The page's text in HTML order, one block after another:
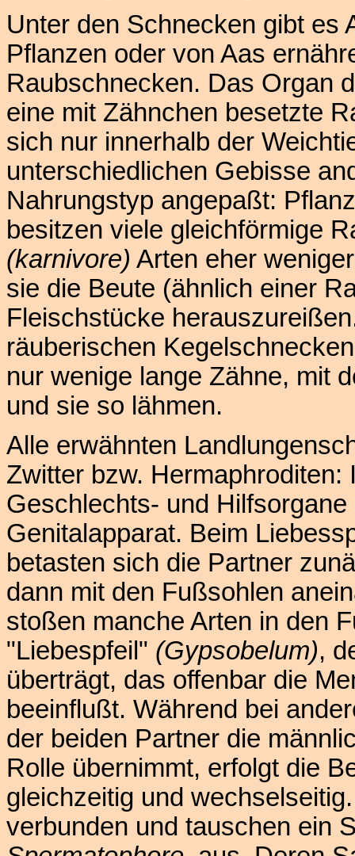
Unter den Schnecken gibt es
Pflanzen oder von Aas
Raubschnecken. Das Organ
eine mit Zähnchen besetzte
sich nur innerhalb der
unterschiedlichen Gebisse
Nahrungstyp angepaßt:
besitzen viele gleichförmige
(karnivore) Arten eher
sie die Beute (ähnlich einer
Fleischstücke
räuberischen
nur wenige lange Zähne, mit
und sie so lähmen.
Alle erwähnten
Zwitter bzw.
Geschlechts- und
Genitalapparat. Beim
betasten sich die Partner
dann mit den Fußsohlen
stoßen manche Arten in den
"Liebespfeil" (Gypsobelum),
überträgt, das offenbar die
beeinflußt. Während bei
der beiden Partner die
Rolle übernimmt, erfolgt die
gleichzeitig und
verbunden und tauschen ein